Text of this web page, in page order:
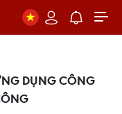
DỤNG CÔNG